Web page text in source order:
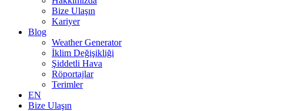
Bize Ulaşın
Kariyer
Blog
Weather Generator
İklim Değişikliği
Şiddetli Hava
Röportajlar
Terimler
EN
Bize Ulaşın